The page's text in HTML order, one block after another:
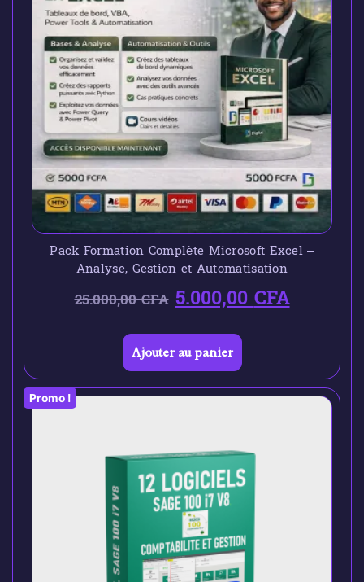
Pack Formation Complète Microsoft Excel –
Analyse, Gestion et Automatisation
25.000,00CFA 5.000,00CFA
Ajouter au panier
Promo !